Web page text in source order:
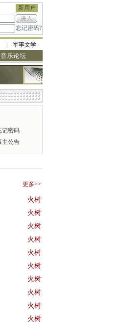
新用户
忘记密码?
军事文学
乐论坛
记密码
主公告
更多>>
火树
火树
火树
火树
火树
火树
火树
火树
火树
火树